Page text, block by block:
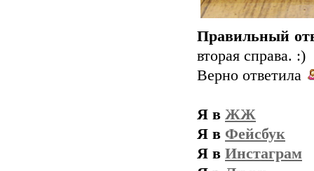
Правильный
вторая справа. :)
Верно ответила
Я в ЖЖ
Я в Фейсбук
Я в Инстаграм